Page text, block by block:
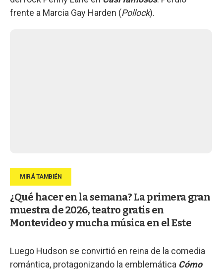
frente a Marcia Gay Harden (Pollock).
¿Qué hacer en la semana? La primera gran
muestra de 2026, teatro gratis en
Montevideo y mucha música en el Este
Luego Hudson se convirtió en reina de la comedia
romántica, protagonizando la emblemática Cómo